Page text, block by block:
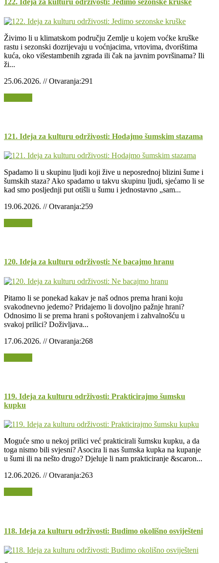
122. Ideja za kulturu održivosti: Jedimo sezonske kruške
Živimo li u klimatskom području Zemlje u kojem voćke kruške
rastu i sezonski dozrijevaju u voćnjacima, vrtovima, dvorištima
kuća, oko višestambenih zgrada ili čak na javnim površinama? Ili
ži...
25.06.2026. // Otvaranja:291
121. Ideja za kulturu održivosti: Hodajmo šumskim stazama
Spadamo li u skupinu ljudi koji žive u neposrednoj blizini šume i
šumskih staza? Ako spadamo u takvu skupinu ljudi, sjećamo li se
kad smo posljednji put otišli u šumu i jednostavno „sam...
19.06.2026. // Otvaranja:259
120. Ideja za kulturu održivosti: Ne bacajmo hranu
Pitamo li se ponekad kakav je naš odnos prema hrani koju
svakodnevno jedemo? Pridajemo li dovoljno pažnje hrani?
Odnosimo li se prema hrani s poštovanjem i zahvalnošću u
svakoj prilici? Doživljava...
17.06.2026. // Otvaranja:268
119. Ideja za kulturu održivosti: Prakticirajmo šumsku
kupku
Moguće smo u nekoj prilici već prakticirali šumsku kupku, a da
toga nismo bili svjesni? Asocira li nas šumska kupka na kupanje
u šumi ili na nešto drugo? Djeluje li nam prakticiranje &scaron...
12.06.2026. // Otvaranja:263
118. Ideja za kulturu održivosti: Budimo okolišno osviješteni